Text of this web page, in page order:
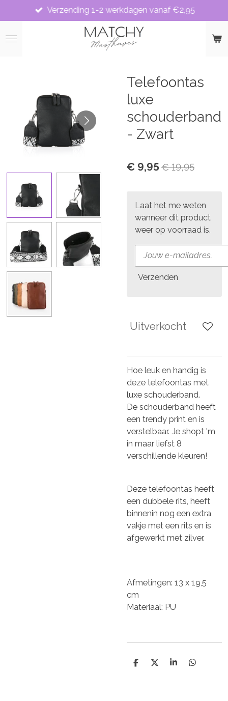
direct
naar
Verzending 1-2 werkdagen vanaf €2,95
Telefoontas
luxe
schouderband
- Zwart
€ 9,95€ 19,95
Laat het me weten
wanneer dit product
weer op voorraad is.
Verzenden
Uitverkocht
Hoe leuk en handig is
deze telefoontas met
luxe schouderband.
De schouderband heeft
een trendy print en is
verstelbaar. Je shopt 'm
in maar liefst 8
verschillende kleuren!
Deze telefoontas heeft
een dubbele rits, heeft
binnenin nog een extra
vakje met een rits en is
afgewerkt met zilver.
Afmetingen: 13 x 19,5
cm
Materiaal: PU
D
D
S
D